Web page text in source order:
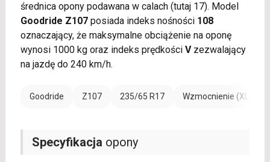
średnica opony podawana w calach (tutaj 17). Model
Goodride Z107posiada indeks nośności 108
oznaczający, że maksymalne obciążenie na oponę
wynosi 1000 kg oraz indeks prędkości Vzezwalający
na jazdę do 240 km/h.
Goodride Z107 235/65 R17 Wzmocnienie (XL)
Specyfikacja opony